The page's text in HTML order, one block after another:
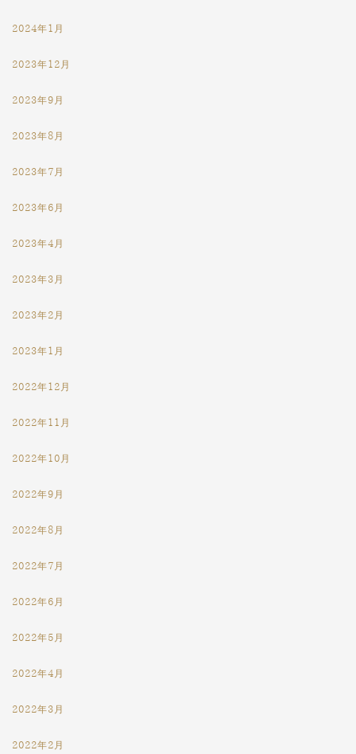
2024年1月
2023年12月
2023年9月
2023年8月
2023年7月
2023年6月
2023年4月
2023年3月
2023年2月
2023年1月
2022年12月
2022年11月
2022年10月
2022年9月
2022年8月
2022年7月
2022年6月
2022年5月
2022年4月
2022年3月
2022年2月